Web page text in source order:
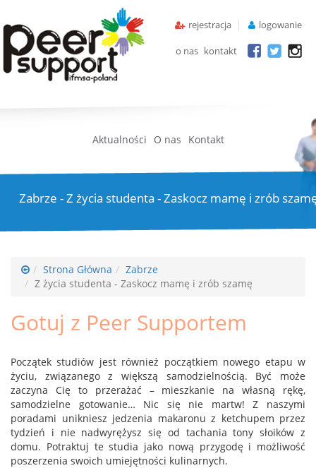
rejestracja logowanie
o nas kontakt
Aktualności O nas Kontakt
Zabrze - Z życia studenta - Zaskocz mamę i zrób
Strona Główna
Zabrze
Z życia studenta - Zaskocz mamę i zrób szamę
Gotuj z Peer Supportem
Początek studiów jest również początkiem nowego etapu w
życiu, związanego z większą samodzielnością. Być może
zaczyna Cię to przerażać – mieszkanie na własną rękę,
samodzielne gotowanie… Nic się nie martw! Z naszymi
poradami unikniesz jedzenia makaronu z ketchupem przez
tydzień i nie nadwyrężysz się od tachania tony słoików z
domu. Potraktuj te studia jako nową przygodę i możliwość
poszerzenia swoich umiejętności kulinarnych.